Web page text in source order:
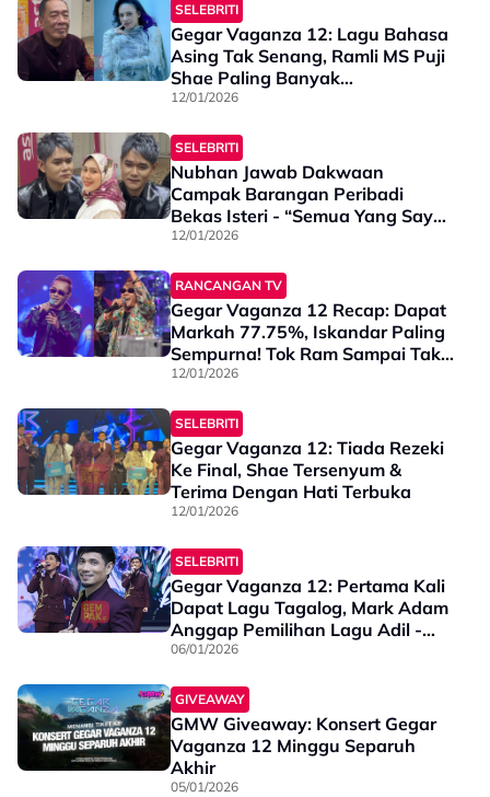
SELEBRITI
Gegar Vaganza 12: Lagu Bahasa
Asing Tak Senang, Ramli MS Puji
Shae Paling Banyak
Peningkatan! - “Dia Orang Yang
Belajar”
12/01/2026
SELEBRITI
Nubhan Jawab Dakwaan
Campak Barangan Peribadi
Bekas Isteri - “Semua Yang Saya
Lakukan Pasti Bersebab…”
12/01/2026
RANCANGAN TV
Gegar Vaganza 12 Recap: Dapat
Markah 77.75%, Iskandar Paling
Sempurna! Tok Ram Sampai Tak
Perlu Catat Nota
12/01/2026
SELEBRITI
Gegar Vaganza 12: Tiada Rezeki
Ke Final, Shae Tersenyum &
Terima Dengan Hati Terbuka
12/01/2026
SELEBRITI
Gegar Vaganza 12: Pertama Kali
Dapat Lagu Tagalog, Mark Adam
Anggap Pemilihan Lagu Adil -
"Selama Ini Saya Nyanyi Bahasa
06/01/2026
GIVEAWAY
GMW Giveaway: Konsert Gegar
Vaganza 12 Minggu Separuh
Akhir
05/01/2026